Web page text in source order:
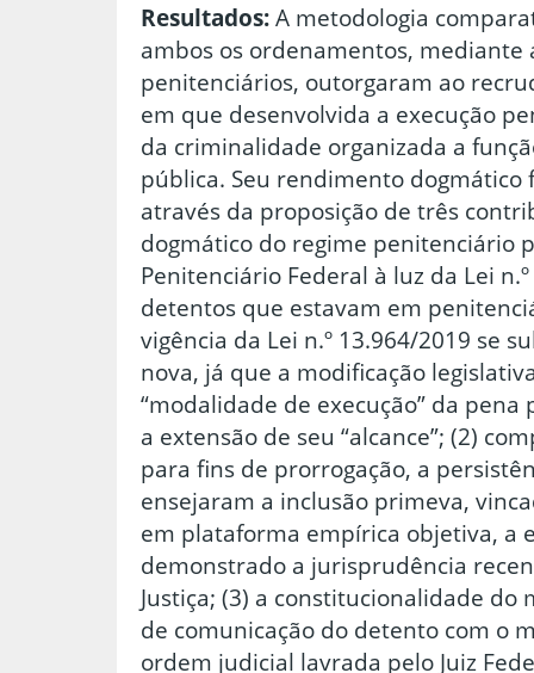
Resultados:A metodologia
ambos os ordenamentos, mediante
penitenciários, outorgaram ao
em que desenvolvida a execução
da criminalidade organizada a
pública. Seu rendimento
através da proposição de três
dogmático do regime penitenciário
Penitenciário Federal à luz da Lei
detentos que estavam em
vigência da Lei n.º 13.964/2019 se
nova, já que a modificação
“modalidade de execução” da
a extensão de seu “alcance”; (2)
para fins de prorrogação, a
ensejaram a inclusão primeva,
em plataforma empírica objetiva, a
demonstrado a jurisprudência
Justiça; (3) a constitucionalidade
de comunicação do detento com o
ordem judicial lavrada pelo Juiz